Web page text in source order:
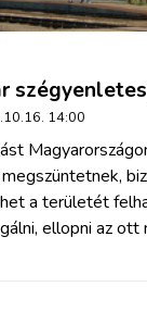
14:00
a területét
ellopni az